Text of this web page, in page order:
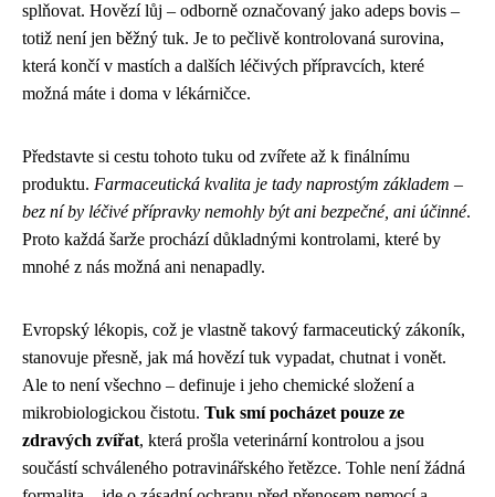
splňovat. Hovězí lůj – odborně označovaný jako adeps bovis –
totiž není jen běžný tuk. Je to pečlivě kontrolovaná surovina,
která končí v mastích a dalších léčivých přípravcích, které
možná máte i doma v lékárničce.
Představte si cestu tohoto tuku od zvířete až k finálnímu
produktu. Farmaceutická kvalita je tady naprostým základem –
bez ní by léčivé přípravky nemohly být ani bezpečné, ani účinné.
Proto každá šarže prochází důkladnými kontrolami, které by
mnohé z nás možná ani nenapadly.
Evropský lékopis, což je vlastně takový farmaceutický zákoník,
stanovuje přesně, jak má hovězí tuk vypadat, chutnat i vonět.
Ale to není všechno – definuje i jeho chemické složení a
mikrobiologickou čistotu. Tuk smí pocházet pouze ze
zdravých zvířat, která prošla veterinární kontrolou a jsou
součástí schváleného potravinářského řetězce. Tohle není žádná